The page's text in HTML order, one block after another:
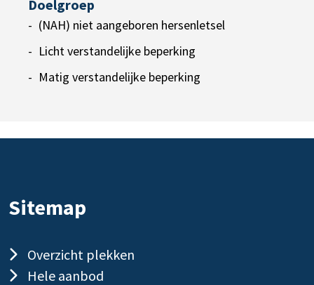
Doelgroep
(NAH) niet aangeboren hersenletsel
Licht verstandelijke beperking
Matig verstandelijke beperking
Sitemap
Overzicht plekken
Hele aanbod